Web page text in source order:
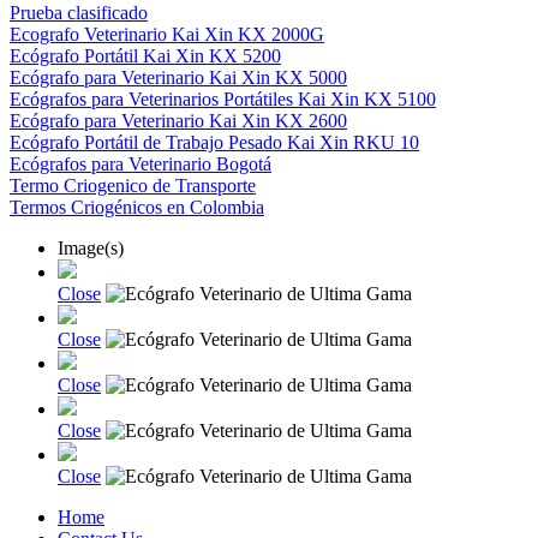
Prueba clasificado
Ecografo Veterinario Kai Xin KX 2000G
Ecógrafo Portátil Kai Xin KX 5200
Ecógrafo para Veterinario Kai Xin KX 5000
Ecógrafos para Veterinarios Portátiles Kai Xin KX 5100
Ecógrafo para Veterinario Kai Xin KX 2600
Ecógrafo Portátil de Trabajo Pesado Kai Xin RKU 10
Ecógrafos para Veterinario Bogotá
Termo Criogenico de Transporte
Termos Criogénicos en Colombia
Image(s)
Close
Close
Close
Close
Close
Home